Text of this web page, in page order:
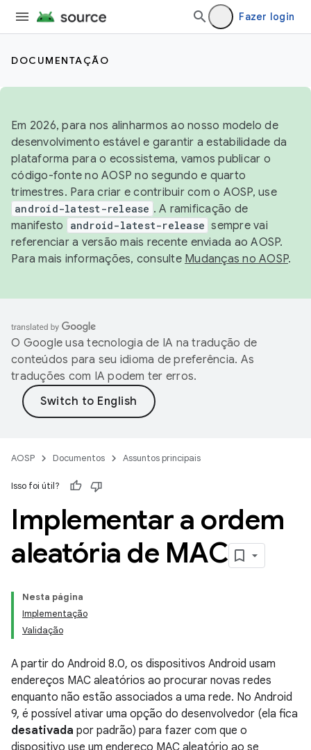
Fazer login
DOCUMENTAÇÃO
Em 2026, para nos alinharmos ao nosso modelo de
desenvolvimento estável e garantir a estabilidade da
plataforma para o ecossistema, vamos publicar o
código-fonte no AOSP no segundo e quarto
trimestres. Para criar e contribuir com o AOSP, use
android-latest-release . A ramificação de
manifesto
android-latest-release sempre vai
referenciar a versão mais recente enviada ao AOSP.
Para mais informações, consulte Mudanças no AOSP.
O Google usa tecnologia de IA na tradução de
conteúdos para seu idioma de preferência. As
traduções com IA podem ter erros.
AOSP Documentos Assuntos principais
Isso foi útil?
Implementar a ordem
aleatória de MAC
Nesta página
Implementação
Validação
A partir do Android 8.0, os dispositivos Android usam
endereços MAC aleatórios ao procurar novas redes
enquanto não estão associados a uma rede. No Android
9, é possível ativar uma opção do desenvolvedor (ela fica
desativada por padrão) para fazer com que o
dispositivo use um endereço MAC aleatório ao se